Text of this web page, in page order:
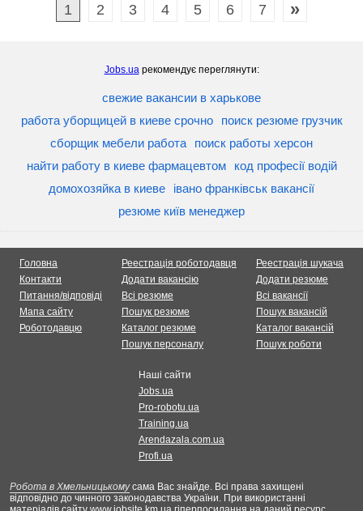
1 2 3 4 5 6 7 »
Jobs.uaрекомендує переглянути:
свежие вакансии в харькове
работа уборщицей в киеве срочно
поиск резюме грузчик
сборщик мебели работа
поиск работы херсон
найти работу в киеве фармацевтом
код професії водій
домохозяйка в киеве
івано франківськ вакансії
резюме київ менеджер
Головна
Контакти
Питання/відповіді
Мапа сайту
Роботодавцю
Реестрація роботодавця
Додати вакансію
Всі резюме
Пошук резюме
Каталог резюме
Пошук персоналу
Реестрація шукача
Додати резюме
Всі вакансії
Пошук вакансій
Каталог вакансій
Пошук роботи
Наші сайти
Jobs.ua
Pro-robotu.ua
Training.ua
Arendazala.com.ua
Profi.ua
Робота в Хмельницькомусама Вас знайде. Всі права захищені
відповідно до чинного законодавства України. При використанні